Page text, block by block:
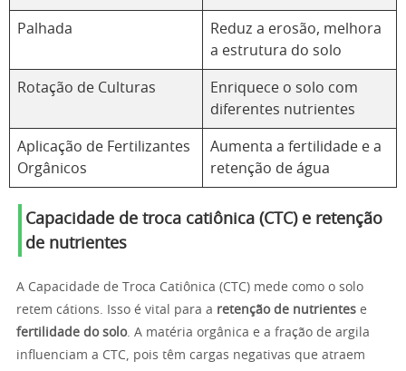
Palhada
Reduz a erosão, melhora
a estrutura do solo
Rotação de Culturas
Enriquece o solo com
diferentes nutrientes
Aplicação de Fertilizantes
Orgânicos
Aumenta a fertilidade e a
retenção de água
Capacidade de troca catiônica (CTC) e retenção
de nutrientes
A Capacidade de Troca Catiônica (CTC) mede como o solo
retem cátions. Isso é vital para a retenção de nutrientes e
fertilidade do solo. A matéria orgânica e a fração de argila
influenciam a CTC, pois têm cargas negativas que atraem